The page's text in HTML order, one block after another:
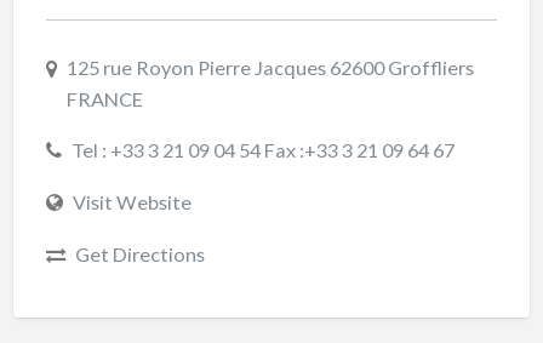
125 rue Royon Pierre Jacques 62600 Groffliers
FRANCE
Tel : +33 3 21 09 04 54 Fax :+33 3 21 09 64 67
Visit Website
Get Directions